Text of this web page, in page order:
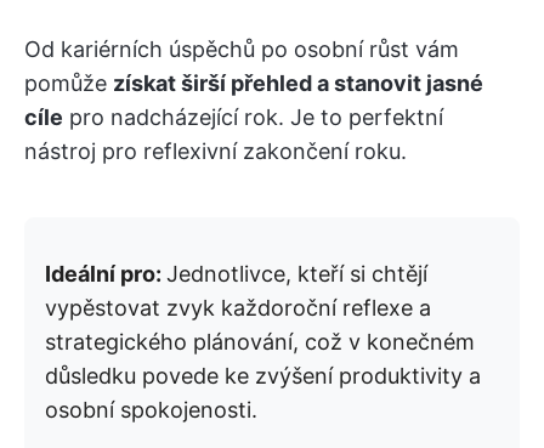
Od kariérních úspěchů po osobní růst vám
pomůže získat širší přehled a stanovit jasné
cíle pro nadcházející rok. Je to perfektní
nástroj pro reflexivní zakončení roku.
Ideální pro: Jednotlivce, kteří si chtějí
vypěstovat zvyk každoroční reflexe a
strategického plánování, což v konečném
důsledku povede ke zvýšení produktivity a
osobní spokojenosti.